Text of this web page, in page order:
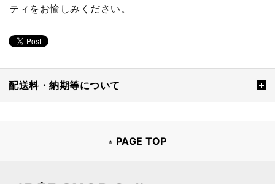
ティをお愉しみください。
配送料・納期等について
PAGE TOP